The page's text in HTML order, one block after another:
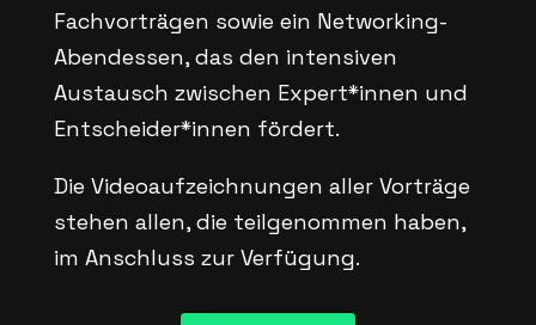
Fachvorträgen sowie ein Networking-
Abendessen, das den intensiven
Austausch zwischen Expert*innen und
Entscheider*innen fördert.
Die Videoaufzeichnungen aller Vorträge
stehen allen, die teilgenommen haben,
im Anschluss zur Verfügung.